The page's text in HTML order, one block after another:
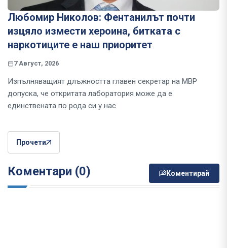
Любомир Николов: Фентанилът почти
изцяло измести хероина, битката с
наркотиците е наш приоритет
7 Август, 2026
Изпълняващият длъжността главен секретар на МВР
допуска, че откритата лаборатория може да е
единствената по рода си у нас
Прочети
Коментари (0) Коментирай